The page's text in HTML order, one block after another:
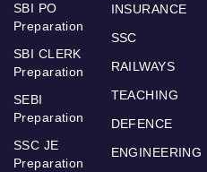
SBI PO
Preparation
SBI CLERK
Preparation
SEBI
Preparation
SSC JE
Preparation
INSURANCE
SSC
RAILWAYS
TEACHING
DEFENCE
ENGINEERING